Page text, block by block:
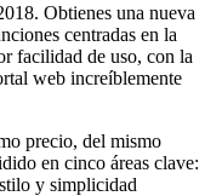
Obtienes una nueva
centradas en la
facilidad de uso, con la
web increíblemente
precio, del mismo
en cinco áreas clave:
y simplicidad